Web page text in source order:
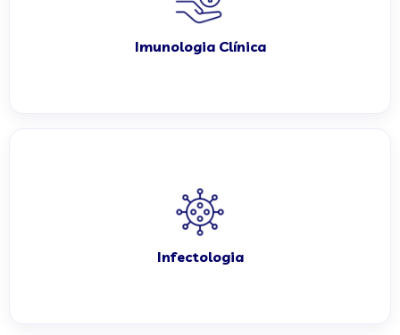
Imunologia Clínica
Infectologia